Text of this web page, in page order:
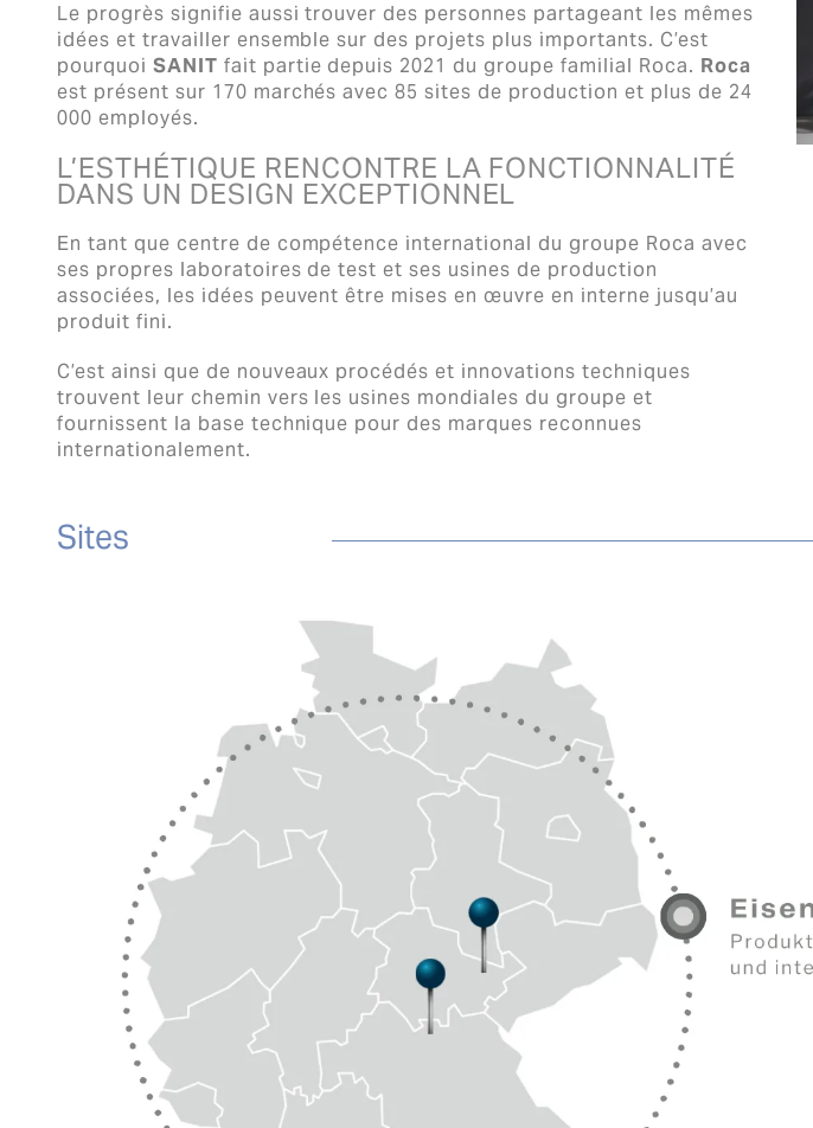
Le progrès signifie aussi trouver des personnes partageant les mêmes
idées et travailler ensemble sur des projets plus importants. C’est
pourquoi SANIT fait partie depuis 2021 du groupe familial Roca. Roca
est présent sur 170 marchés avec 85 sites de production et plus de 24
000 employés.
L’ESTHÉTIQUE RENCONTRE LA FONCTIONNALITÉ
DANS UN DESIGN EXCEPTIONNEL
En tant que centre de compétence international du groupe Roca avec
ses propres laboratoires de test et ses usines de production
associées, les idées peuvent être mises en œuvre en interne jusqu’au
produit fini.
C’est ainsi que de nouveaux procédés et innovations techniques
trouvent leur chemin vers les usines mondiales du groupe et
fournissent la base technique pour des marques reconnues
internationalement.
Sites